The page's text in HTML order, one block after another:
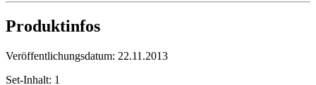
Produktinfos
Veröffentlichungsdatum: 22.11.2013
Set-Inhalt: 1